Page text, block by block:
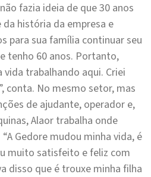
fazia ideia de que 30 anos
história da empresa e
para sua família continuar seu
tenho 60 anos. Portanto,
trabalhando aqui. Criei
conta. No mesmo setor, mas
de ajudante, operador e,
Alaor trabalha onde
Gedore mudou minha vida, é
muito satisfeito e feliz com
disso que é trouxe minha filha